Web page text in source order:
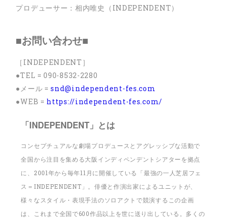
プロデューサー：相内唯史（INDEPENDENT）
■お問い合わせ■
［INDEPENDENT］
●TEL = 090-8532-2280
●メール =snd@independent-fes.com
●WEB = https://independent-fes.com/
「INDEPENDENT」とは
コンセプチュアルな劇場プロデュースとアグレッシブな活動で
全国から注目を集める大阪インディペンデントシアターを拠点
に、2001年から毎年11月に開催している「最強の一人芝居フェ
ス＝INDEPENDENT」。俳優と作演出家によるユニットが、
様々なスタイル・表現手法のソロアクトで競演するこの企画
は、これまで全国で600作品以上を世に送り出している。多くの